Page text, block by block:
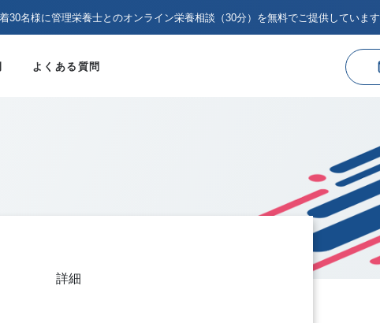
30名様に管理栄養士とのオンライン栄養相談（30分）を無料でご提供しています
よくある質問
詳細